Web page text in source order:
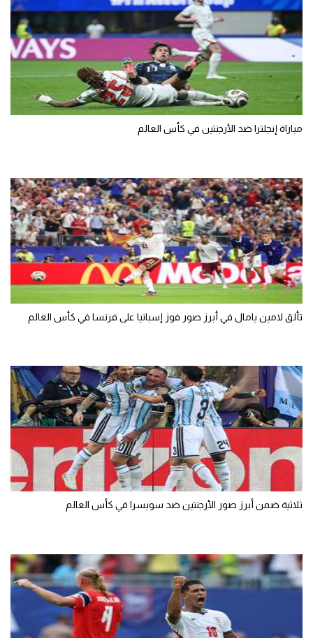
مباراة إنجلترا ضد الأرجنتين في كأس العالم
تألق لامين يامال في أبرز صور فوز إسبانيا على فرنسا في كأس العالم
ثلاثية ضمن أبرز صور الأرجنتين ضد سويسرا في كأس العالم